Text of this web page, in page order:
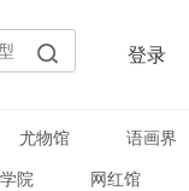
登录
尤物馆 语画界
院 网红馆